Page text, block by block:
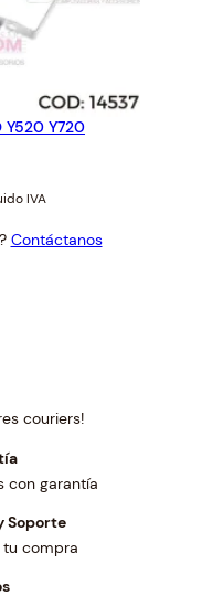
Y520 Y720
IVA
Contáctanos
couriers!
con garantía
Soporte
tu compra